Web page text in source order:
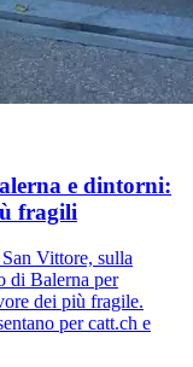
e dintorni:
fragili
Vittore, sulla
di Balerna per
dei più fragile.
per catt.ch e